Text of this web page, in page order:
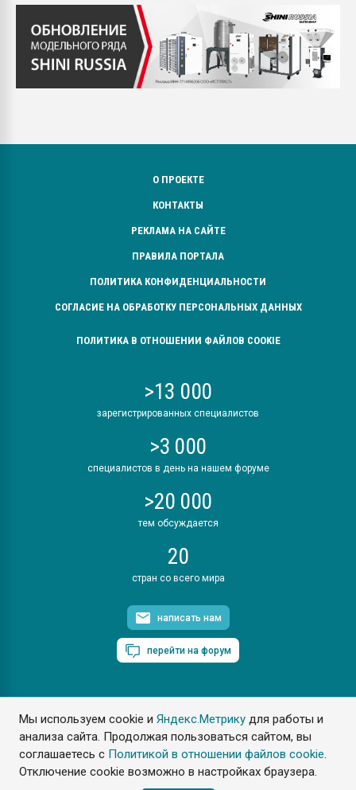
Мы используем cookie иЯндекс.Метрику для работы и
анализа сайта. Продолжая пользоваться сайтом, вы
соглашаетесь с Политикой в отношении файлов cookie.
Отключение cookie возможно в настройках браузера.
О ПРОЕКТЕ
КОНТАКТЫ
РЕКЛАМА НА САЙТЕ
ПРАВИЛА ПОРТАЛА
ПОЛИТИКА КОНФИДЕНЦИАЛЬНОСТИ
СОГЛАСИЕ НА ОБРАБОТКУ ПЕРСОНАЛЬНЫХ ДАННЫХ
ПОЛИТИКА В ОТНОШЕНИИ ФАЙЛОВ COOKIE
>13 000
зарегистрированных специалистов
>3 000
специалистов в день на нашем форуме
>20 000
тем обсуждается
20
стран со всего мира
написать нам
перейти на форум
ПластЭксперт © 2006. Все права защищены
Разрешается копирование материалов сайта с обязательной
ссылкой на www.e-plastic.ru
Разработка сайта